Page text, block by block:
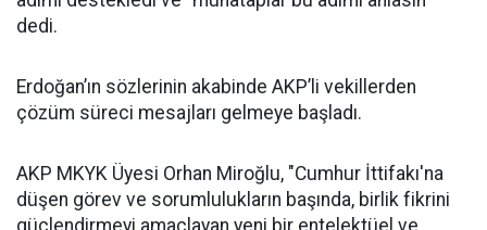
dedi.
Erdoğan’ın sözlerinin akabinde AKP’li vekillerden
çözüm süreci mesajları gelmeye başladı.
AKP MKYK Üyesi Orhan Miroğlu, "Cumhur İttifakı'na
düşen görev ve sorumlulukların başında, birlik fikrini